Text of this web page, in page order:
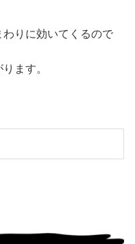
りに効いてくるので
ます。